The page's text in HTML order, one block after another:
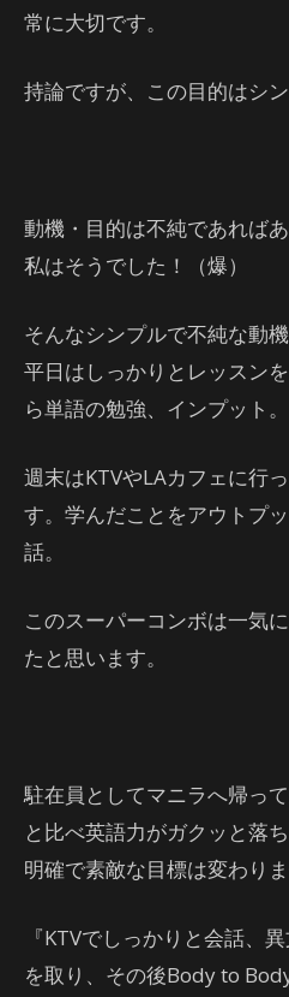
常に大切です。
持論ですが、この目的はシ
動機・目的は不純であれば
私はそうでした！（爆）
そんなシンプルで不純な動
平日はしっかりとレッスン
ら単語の勉強、インプット。
週末はKTVやLAカフェに行
す。学んだことをアウトプ
話。
このスーパーコンボは一気
たと思います。
駐在員としてマニラへ帰っ
と比べ英語力がガクッと落
明確で素敵な目標は変わりま
『KTVでしっかりと会話、
を取り、その後Body to